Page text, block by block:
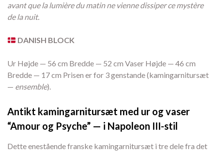
avant que la lumière du matin ne vienne dissiper ce mystère
de la nuit.
DANISH BLOCK
Ur Højde — 56 cm Bredde — 52 cm Vaser Højde — 46 cm
Bredde — 17 cm Prisen er for 3 genstande (kamingarnitursæt
— ensemble).
Antikt kamingarnitursæt med ur og vaser
“Amour og Psyche” — i Napoleon III-stil
Dette enestående franske kamingarnitursæt i tre dele fra det